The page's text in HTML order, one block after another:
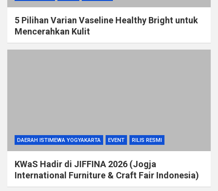
5 Pilihan Varian Vaseline Healthy Bright untuk
Mencerahkan Kulit
DAERAH ISTIMEWA YOGYAKARTA EVENT RILIS RESMI
KWaS Hadir di JIFFINA 2026 (Jogja
International Furniture & Craft Fair Indonesia)